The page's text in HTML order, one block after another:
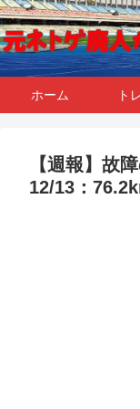
ホーム ト
【週報】故
12/13：